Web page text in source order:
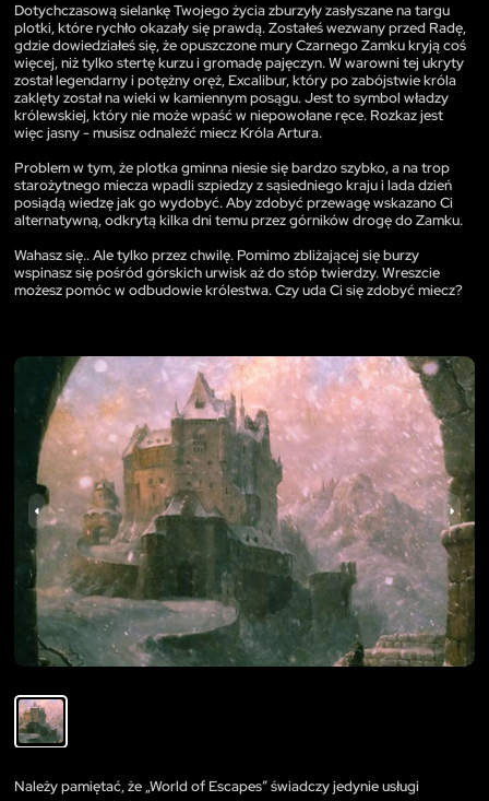
Dotychczasową sielankę Twojego życia zburzyły zasłyszane na targu
plotki, które rychło okazały się prawdą. Zostałeś wezwany przed Radę,
gdzie dowiedziałeś się, że opuszczone mury Czarnego Zamku kryją coś
więcej, niż tylko stertę kurzu i gromadę pajęczyn. W warowni tej ukryty
został legendarny i potężny oręż, Excalibur, który po zabójstwie króla
zaklęty został na wieki w kamiennym posągu. Jest to symbol władzy
królewskiej, który nie może wpaść w niepowołane ręce. Rozkaz jest
więc jasny - musisz odnaleźć miecz Króla Artura.
Problem w tym, że plotka gminna niesie się bardzo szybko, a na trop
starożytnego miecza wpadli szpiedzy z sąsiedniego kraju i lada dzień
posiądą wiedzę jak go wydobyć. Aby zdobyć przewagę wskazano Ci
alternatywną, odkrytą kilka dni temu przez górników drogę do Zamku.
Wahasz się.. Ale tylko przez chwilę. Pomimo zbliżającej się burzy
wspinasz się pośród górskich urwisk aż do stóp twierdzy. Wreszcie
możesz pomóc w odbudowie królestwa. Czy uda Ci się zdobyć miecz?
Należy pamiętać, że „World of Escapes” świadczy jedynie usługi